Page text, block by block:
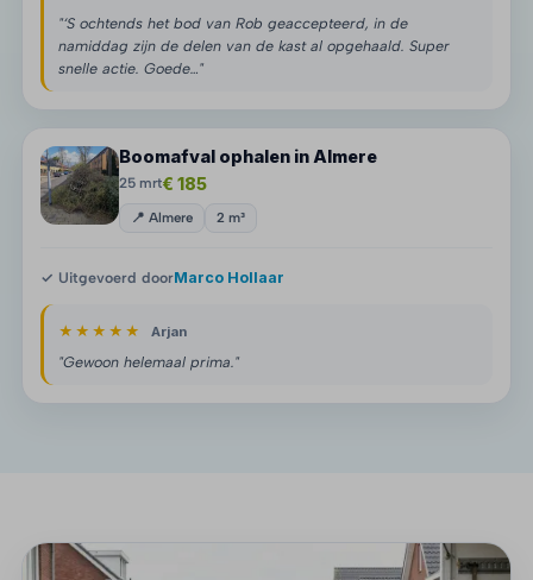
"‘S ochtends het bod van Rob geaccepteerd, in de
namiddag zijn de delen van de kast al opgehaald. Super
snelle actie. Goede…"
Boomafval ophalen in Almere
25 mrt€ 185
📍 Almere 2 m³
✓ Uitgevoerd doorMarco Hollaar
★★★★★ Arjan
"Gewoon helemaal prima."